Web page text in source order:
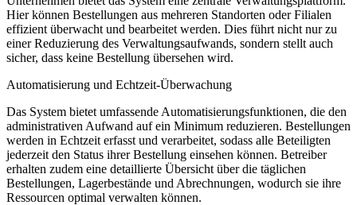
Hier können Bestellungen aus mehreren Standorten oder Filialen
effizient überwacht und bearbeitet werden. Dies führt nicht nur zu
einer Reduzierung des Verwaltungsaufwands, sondern stellt auch
sicher, dass keine Bestellung übersehen wird.
Automatisierung und Echtzeit-Überwachung
Das System bietet umfassende Automatisierungsfunktionen, die den
administrativen Aufwand auf ein Minimum reduzieren. Bestellungen
werden in Echtzeit erfasst und verarbeitet, sodass alle Beteiligten
jederzeit den Status ihrer Bestellung einsehen können. Betreiber
erhalten zudem eine detaillierte Übersicht über die täglichen
Bestellungen, Lagerbestände und Abrechnungen, wodurch sie ihre
Ressourcen optimal verwalten können.